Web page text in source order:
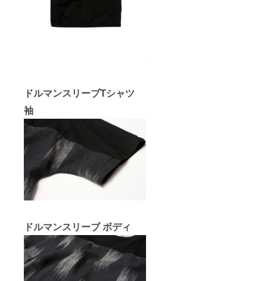
ドルマンスリーブTシャツ
袖
ドルマンスリーブ ボディ